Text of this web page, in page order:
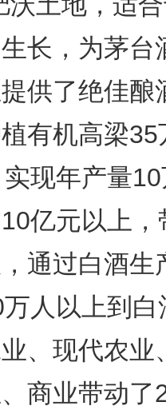
长，为茅台
供了绝佳酿
有机高梁35
现年产量
亿元以上，
通过白酒生
人以上到白
、现代农业
商业带动了